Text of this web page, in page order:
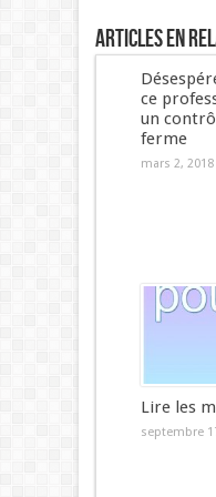
Articles en
ce
un
ferme
mars 2, 2018
Lire les
septembre